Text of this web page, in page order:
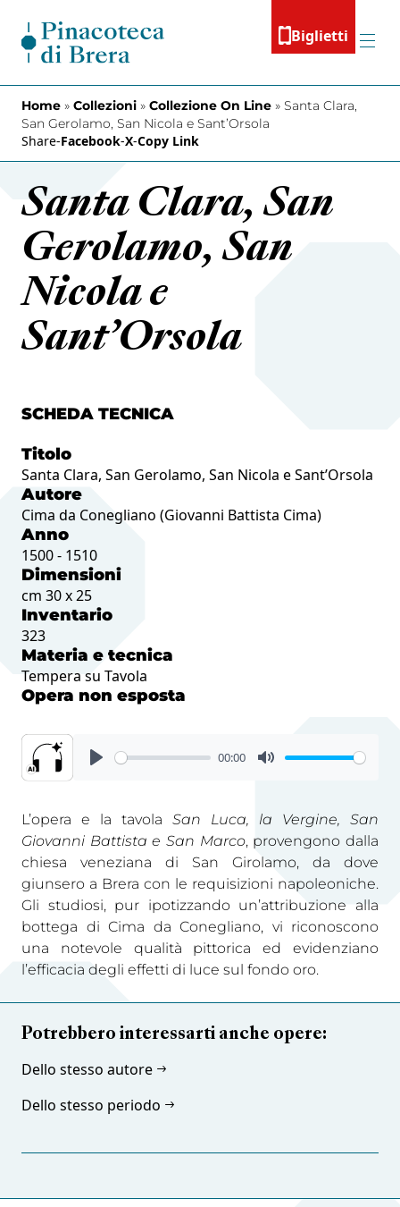
Biglietti
Menu
Home » Collezioni » Collezione On Line » Santa Clara,
San Gerolamo, San Nicola e Sant’Orsola
Share-Facebook-X-Copy Link
Santa Clara, San
Gerolamo, San
Nicola e
Sant’Orsola
SCHEDA TECNICA
Titolo
Santa Clara, San Gerolamo, San Nicola e Sant’Orsola
Autore
Cima da Conegliano (Giovanni Battista Cima)
Anno
1500 - 1510
Dimensioni
cm 30 x 25
Inventario
323
Materia e tecnica
Tempera su Tavola
Opera non esposta
00:00
L’opera e la tavola San Luca, la Vergine, San
Giovanni Battista e San Marco, provengono dalla
chiesa veneziana di San Girolamo, da dove
giunsero a Brera con le requisizioni napoleoniche.
Gli studiosi, pur ipotizzando un’attribuzione alla
bottega di Cima da Conegliano, vi riconoscono
una notevole qualità pittorica ed evidenziano
l’efficacia degli effetti di luce sul fondo oro.
Potrebbero interessarti anche opere:
Dello stesso autore
Dello stesso periodo